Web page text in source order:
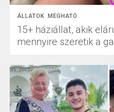
ÁLLATOK MEGHATÓ
15+ háziállat, akik
mennyire szeretik a